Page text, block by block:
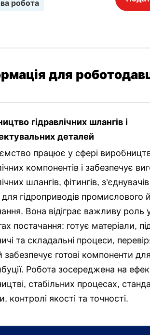
робота
для
гідравлічних шлангів і
деталей
працює у сфері
компонентів і забезпечує
шлангів, фітингів,
для гідроприводів промислового
Вона відіграє важливу роль
постачання: готує матеріали,
та складальні процеси,
забезпечує готові компоненти
Робота зосереджена на
стабільних процесах,
контролі якості та точності.